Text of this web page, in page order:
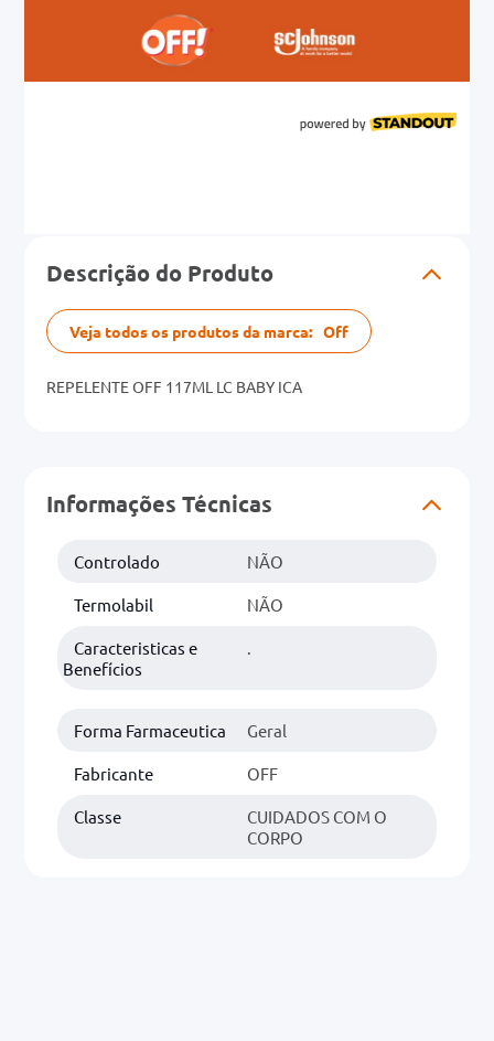
Descrição do Produto
Veja todos os produtos da marca: Off
REPELENTE OFF 117ML LC BABY ICA
Informações Técnicas
Controlado NÃO
Termolabil NÃO
Caracteristicas e
Benefícios
.
Forma Farmaceutica Geral
Fabricante OFF
Classe
CUIDADOS COM O
CORPO